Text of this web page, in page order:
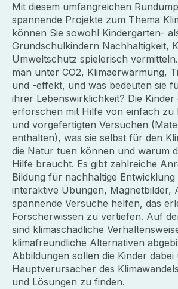
Mit diesem umfangreichen
spannende Projekte zum Thema
können Sie sowohl Kindergarten-
Grundschulkindern Nachhaltigkeit,
Umweltschutz spielerisch
man unter CO2, Klimaerwärmung,
und -effekt, und was bedeuten sie
ihrer Lebenswirklichkeit? Die
erforschen mit Hilfe von einfach zu
und vorgefertigten Versuchen
enthalten), was sie selbst für den
die Natur tuen können und warum
Hilfe braucht. Es gibt zahlreiche
Bildung für nachhaltige Entwicklung
interaktive Übungen, Magnetbilder,
spannende Versuche helfen, das
Forscherwissen zu vertiefen. Auf
sind klimaschädliche
klimafreundliche Alternativen
Abbildungen sollen die Kinder
Hauptverursacher des
und Lösungen zu finden.